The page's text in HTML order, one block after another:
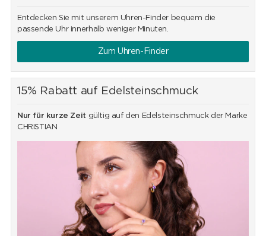
Entdecken Sie mit unserem Uhren-Finder bequem die
passende Uhr innerhalb weniger Minuten.
Zum Uhren-Finder
15% Rabatt auf Edelsteinschmuck
Nur für kurze Zeit gültig auf den Edelsteinschmuck der Marke
CHRISTIAN